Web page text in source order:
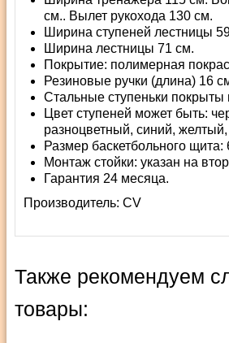
см.. Вылет рукохода 130 см.
Ширина ступеней лестницы
Ширина лестницы 71 см.
Покрытие: полимерная
Резиновые ручки (длина) 16
Стальные ступеньки покрыты
Цвет ступеней может быть:
разноцветный, синий,
Размер баскетбольного
Монтаж стойки: указан на
Гарантия 24 месяца.
Производитель: СV
Также рекомендуем
товары: